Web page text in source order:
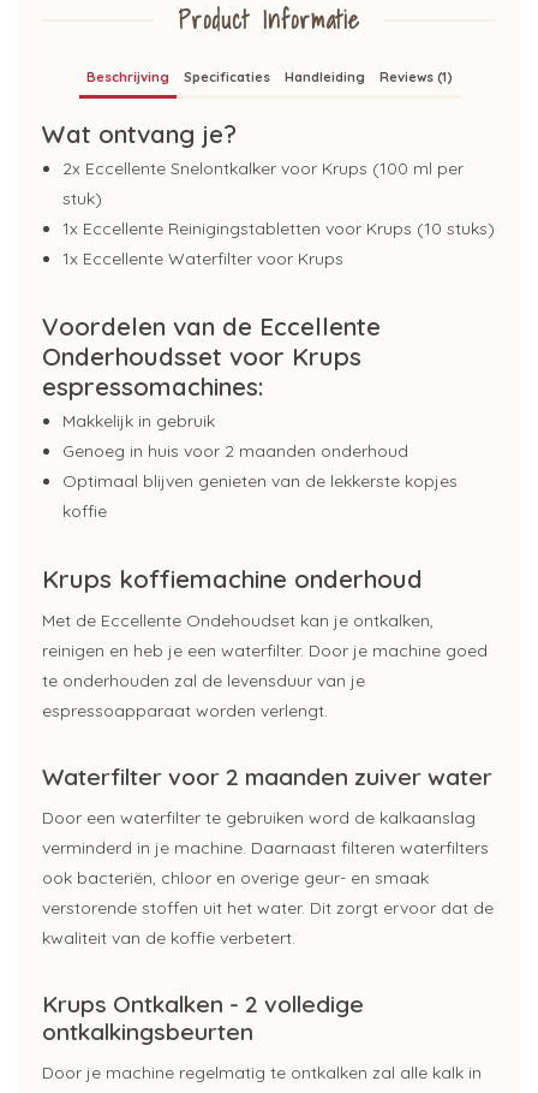
Product Informatie
Beschrijving Specificaties Handleiding Reviews (1)
Wat ontvang je?
2x Eccellente Snelontkalker voor Krups (100 ml per
stuk)
1x Eccellente Reinigingstabletten voor Krups (10 stuks)
1x Eccellente Waterfilter voor Krups
Voordelen van de Eccellente
Onderhoudsset voor Krups
espressomachines:
Makkelijk in gebruik
Genoeg in huis voor 2 maanden onderhoud
Optimaal blijven genieten van de lekkerste kopjes
koffie
Krups koffiemachine onderhoud
Met de Eccellente Ondehoudset kan je ontkalken,
reinigen en heb je een waterfilter. Door je machine goed
te onderhouden zal de levensduur van je
espressoapparaat worden verlengt.
Waterfilter voor 2 maanden zuiver water
Door een waterfilter te gebruiken word de kalkaanslag
verminderd in je machine. Daarnaast filteren waterfilters
ook bacteriën, chloor en overige geur- en smaak
verstorende stoffen uit het water. Dit zorgt ervoor dat de
kwaliteit van de koffie verbetert.
Krups Ontkalken - 2 volledige
ontkalkingsbeurten
Door je machine regelmatig te ontkalken zal alle kalk in